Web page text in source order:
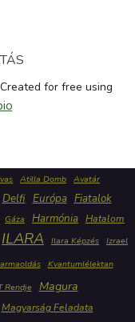
for free using
Atilla Domb Avatár
Delfi Európa Fiatalok
Gáza Harmónia Hatalom
ILARA Ilara Képzés Izrael
Kvantumlélektan
Rendje Magura
Magyarság Feladata